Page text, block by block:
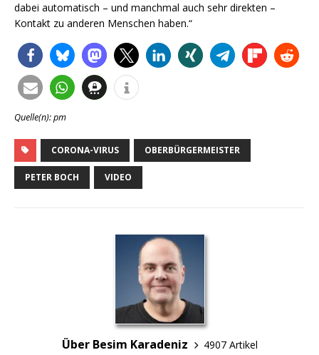
dabei automatisch – und manchmal auch sehr direkten –
Kontakt zu anderen Menschen haben.“
Quelle(n): pm
CORONA-VIRUS OBERBÜRGERMEISTER
PETER BOCH VIDEO
Über Besim Karadeniz
4907 Artikel